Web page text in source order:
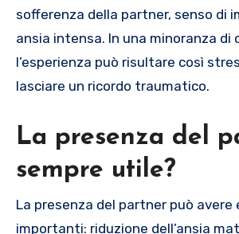
sofferenza della partner, senso di
ansia intensa. In una minoranza di
l’esperienza può risultare così
lasciare un ricordo traumatico.
La presenza del
sempre utile?
La presenza del partner può
importanti: riduzione dell’ansia